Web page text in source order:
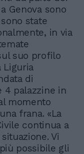
Genova sono
state
in via
suo profilo
Liguria
di
4 palazzine in
momento
frana. «La
continua a
Vi
possibile gli